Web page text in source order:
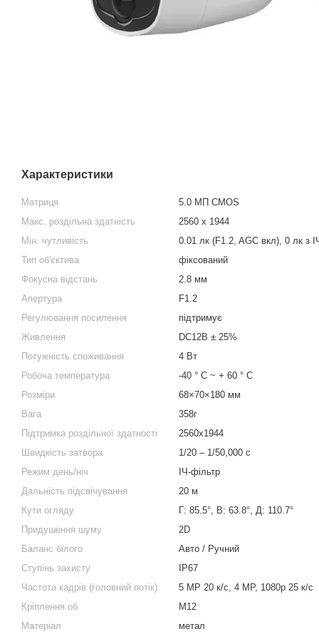
Характеристики
Матриця
5.0 МП CMOS
Макс. роздільна здатність
2560 x 1944
Мін. чутливість
0.01 лк (F1.2, AGC вкл), 0 лк з
Тип об'єктива
фіксований
Фокусна відстань
2.8 мм
Апертура
F1.2
Регулювання посилення
підтримує
Живлення
DC12В ± 25%
Потужність споживання
4 Вт
Робоча температура
-40 ° C ~ + 60 ° C
Розміри
68×70×180 мм
Вага
358г
Підтримка роздільної здатності
2560x1944
Швидкість затвора
1/20 – 1/50,000 с
Режим день/ніч
ІЧ-фільтр
Дальність підсвічування
20 м
Кути огляду
Г: 85.5°, В: 63.8°, Д: 110.7°
Придушення шуму
2D
Баланс білого
Авто / Ручний
Ступінь захисту
IP67
Частота кадрів (головний потік)
5 MP 20 к/с, 4 MP, 1080p 25 к/с
Кріплення об
M12
Матеріал
метал